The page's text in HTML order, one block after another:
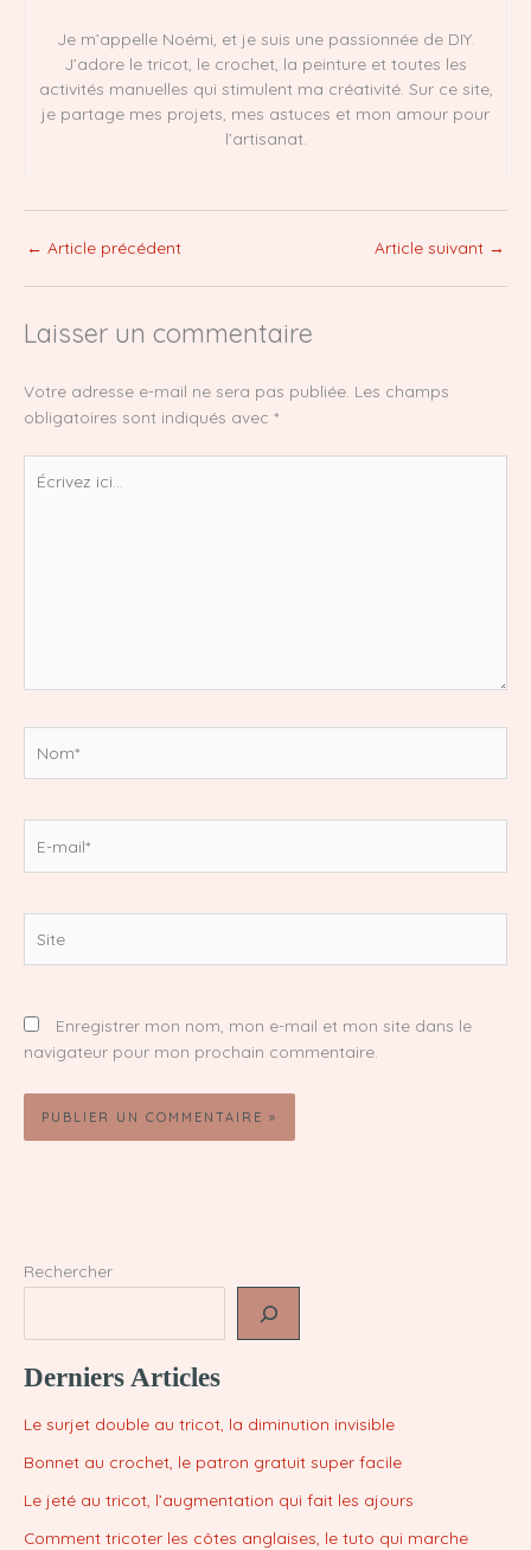
Je m’appelle Noémi, et je suis une passionnée de DIY.
J’adore le tricot, le crochet, la peinture et toutes les
activités manuelles qui stimulent ma créativité. Sur ce site,
je partage mes projets, mes astuces et mon amour pour
l’artisanat.
← Article précédent Article suivant →
Laisser un commentaire
Votre adresse e-mail ne sera pas publiée. Les champs
obligatoires sont indiqués avec *
ici…
mail*
Enregistrer mon nom, mon e-mail et mon site dans le
navigateur pour mon prochain commentaire.
Rechercher
Derniers Articles
Le surjet double au tricot, la diminution invisible
Bonnet au crochet, le patron gratuit super facile
Le jeté au tricot, l’augmentation qui fait les ajours
Comment tricoter les côtes anglaises, le tuto qui marche